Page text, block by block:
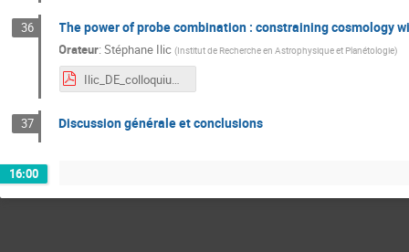
36 The power of probe combination : constraining cosmology
Orateur:Stéphane Ilic (Institut de Recherche en Astrophysique et Planétologie)
Ilic_DE_colloquium_LAL.pdf
37 Discussion générale et conclusions
16:00